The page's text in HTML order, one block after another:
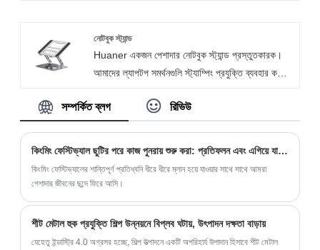
আইএসও 9001 প্রত্যয়িত এবং সিই সম্মতি, গুণমান এবং
সুরক্ষা নিশ্চিত করতে প্রত্যয়িত। সামঞ্জস্যযোগ্য তারের তাক
কাস্টমাইজড এবং চাকা দিয়ে সজ্জিত করা যেতে পারে এবং শেল্ফ
নোটবুক স্ট্যান্ড
Huaner একজন পেশাদার নোটবুক স্ট্যান্ড প্রস্তুতকারক।
আমাদের ল্যাপটপ সমর্থনগুলি স্ট্যাম্পিং প্রযুক্তি ব্যবহার করে
মাসে 500,000 ইউনিটের বেশি উত্পাদন করতে পারে। আমরা
সম্পর্কিত ব্লগ রিভিউ
কিংমিং ফেস্টিভ্যাল ছুটির পরে কাজ পুনরায় শুরু করা: প্রতিফলন এবং এগিয়ে যাওয়া
কিংমিং ফেস্টিভ্যালের শান্তিপূর্ণ প্রতিধ্বনি ধীরে ধীরে ম্লান হয়ে যাওয়ার সাথে সাথে আমরা
পেশাদার জীবনের ছন্দে ফিরে আসি।
শীট মেটাল হুক প্রযুক্তি শিল্প উন্নয়নে বিপ্লব ঘটায়, উৎপাদন দক্ষতা বাড়ায়
যেহেতু ইন্ডাস্ট্রি 4.0 অগ্রসর হচ্ছে, শিল্প উত্পাদনে একটি অপরিহার্য উপাদান হিসাবে শীট মেটাল